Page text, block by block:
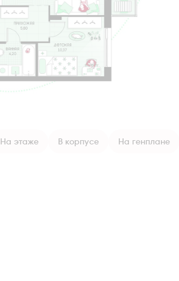
На этаже В корпусе На генплане